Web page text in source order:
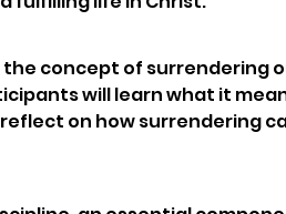
the concept of surrendering
will learn what it
on how surrendering